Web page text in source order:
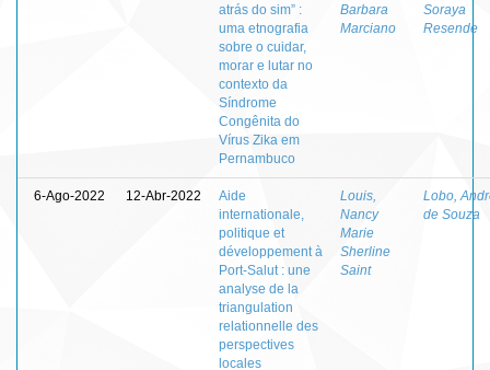
atrás do sim” :
uma etnografia
sobre o cuidar,
morar e lutar no
contexto da
Síndrome
Congênita do
Vírus Zika em
Pernambuco
Barbara
Marciano
Soraya
Resende
6-Ago-2022 12-Abr-2022
Aide
internationale,
politique et
développement à
Port-Salut : une
analyse de la
triangulation
relationnelle des
perspectives
locales
Louis,
Nancy
Marie
Sherline
Saint
Lobo,
de Souza